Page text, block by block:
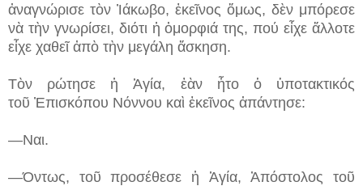
ἀναγνώρισε τὸν Ἰάκωβο, ἐκεῖνος ὅμως, δὲν μπόρεσε
νὰ τὴν γνωρίσει, διότι ἡ ὀμορφιά της, πού εἶχε ἄλλοτε
εἶχε χαθεῖ ἀπὸ τὴν μεγάλη ἄσκηση.
Τὸν ρώτησε ἡ Ἁγία, ἐὰν ἦτο ὁ ὑποτακτικός
τοῦ Ἐπισκόπου Νόννου καὶ ἐκεῖνος ἀπάντησε:
—Ναι.
—Όντως, τοῦ προσέθεσε ἡ Ἁγία, Ἀπόστολος τοῦ